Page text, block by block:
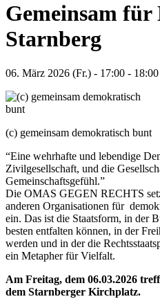
Gemeinsam
Starnberg
06. März 2026 (Fr.) - 17:00 -
(c) gemeinsam demokratisch bunt
“Eine wehrhafte und lebendige
Zivilgesellschaft, und die
Gemeinschaftsgefühl.”
Die OMAS GEGEN RECHTS
anderen Organisationen für
ein. Das ist die Staatsform, in der
besten entfalten können, in der
werden und in der die
ein Metapher für Vielfalt.
Am Freitag, dem 06.03.2026
dem Starnberger Kirchplatz.